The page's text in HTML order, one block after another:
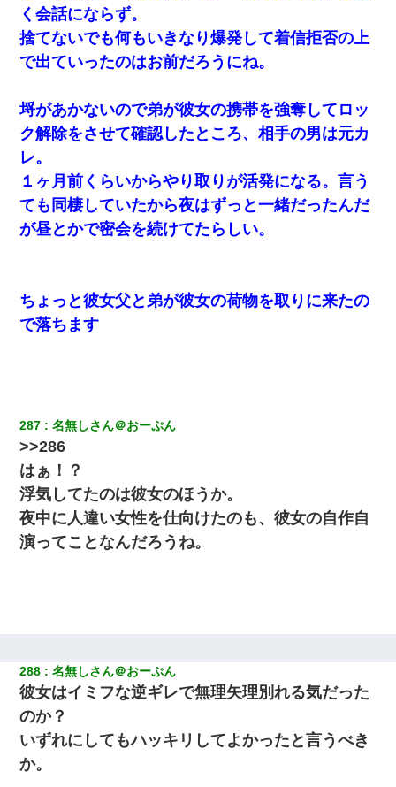
ケーキバイキングにいた単独の50くらいのオッサン、強烈だっ
た。
ずっとニートだと思ってた同居の義弟が投資で旦那より稼いでる
とか知らなかった…
く会話にならず。
捨てないでも何もいきなり爆発して着信拒否の上
で出ていったのはお前だろうにね。
埒があかないので弟が彼女の携帯を強奪してロッ
ク解除をさせて確認したところ、相手の男は元カ
レ。
１ヶ月前くらいからやり取りが活発になる。言う
ても同棲していたから夜はずっと一緒だったんだ
が昼とかで密会を続けてたらしい。
ちょっと彼女父と弟が彼女の荷物を取りに来たの
で落ちます
287 名無しさん＠おーぷん
>>286
はぁ！？
浮気してたのは彼女のほうか。
夜中に人違い女性を仕向けたのも、彼女の自作自
演ってことなんだろうね。
288 名無しさん＠おーぷん
彼女はイミフな逆ギレで無理矢理別れる気だった
のか？
いずれにしてもハッキリしてよかったと言うべき
か。